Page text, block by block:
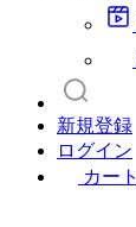
新規登録
ログイン
カート